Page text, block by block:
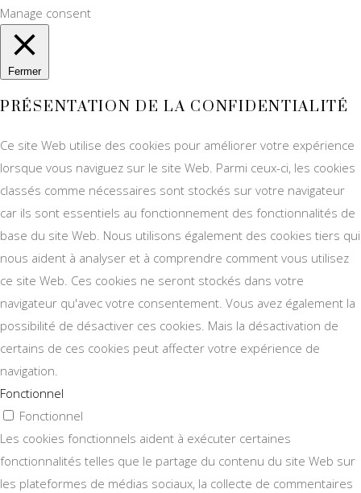
Manage consent
Fermer
PRÉSENTATION DE LA CONFIDENTIALITÉ
Ce site Web utilise des cookies pour améliorer votre expérience
lorsque vous naviguez sur le site Web. Parmi ceux-ci, les cookies
classés comme nécessaires sont stockés sur votre navigateur
car ils sont essentiels au fonctionnement des fonctionnalités de
base du site Web. Nous utilisons également des cookies tiers qui
nous aident à analyser et à comprendre comment vous utilisez
ce site Web. Ces cookies ne seront stockés dans votre
navigateur qu'avec votre consentement. Vous avez également la
possibilité de désactiver ces cookies. Mais la désactivation de
certains de ces cookies peut affecter votre expérience de
navigation.
Fonctionnel
Fonctionnel
Les cookies fonctionnels aident à exécuter certaines
fonctionnalités telles que le partage du contenu du site Web sur
les plateformes de médias sociaux, la collecte de commentaires